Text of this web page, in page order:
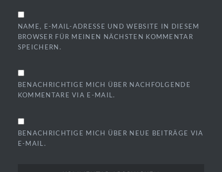
NAME, E-MAIL-ADRESSE UND WEBSITE IN DIESEM
BROWSER FÜR MEINEN NÄCHSTEN KOMMENTAR
SPEICHERN.
BENACHRICHTIGE MICH ÜBER NACHFOLGENDE
KOMMENTARE VIA E-MAIL.
BENACHRICHTIGE MICH ÜBER NEUE BEITRÄGE VIA
E-MAIL.